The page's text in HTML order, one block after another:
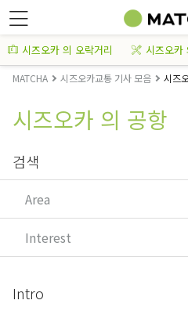
시즈오카 의 오락거리 시즈오카
MATCHA 시즈오카교통 기사 모음 시즈
시즈오카 의 공항
검색
Area
Interest
Intro